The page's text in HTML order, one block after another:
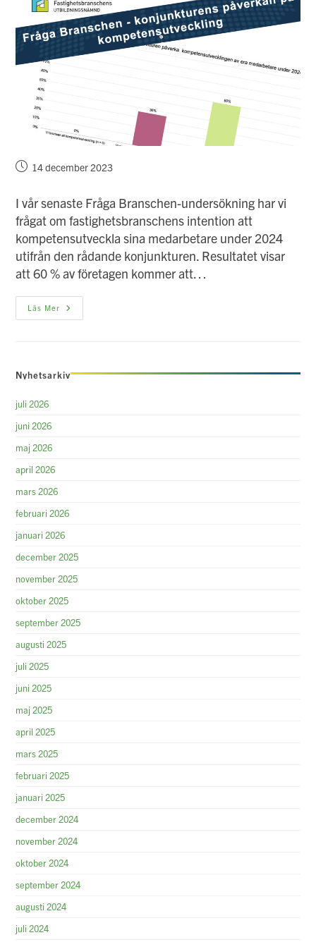
Inlägget14 december 2023
I vår senaste Fråga Branschen-undersökning har vi
frågat om fastighetsbranschens intention att
kompetensutveckla sina medarbetare under 2024
utifrån den rådande konjunkturen. Resultatet visar
att 60 % av företagen kommer att…
Läs Mer Fråga
Branschen:
Nyhetsarkiv
juli 2026
juni 2026
maj 2026
april 2026
mars 2026
februari 2026
januari 2026
december 2025
november 2025
oktober 2025
september 2025
augusti 2025
juli 2025
juni 2025
maj 2025
april 2025
mars 2025
februari 2025
januari 2025
december 2024
november 2024
oktober 2024
september 2024
augusti 2024
juli 2024